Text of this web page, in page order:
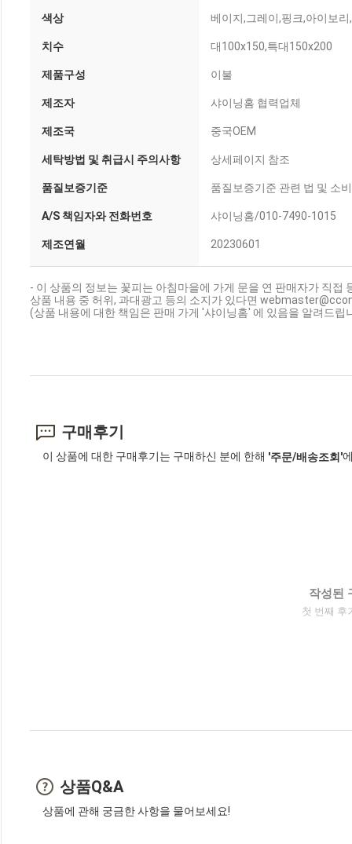
색상 베이지,그레이,핑크,아이보리
치수 대100x150,특대150x200
제품구성 이불
제조자 샤이닝홈 협력업체
제조국 중국OEM
세탁방법 및 취급시 주의사항 상세페이지 참조
품질보증기준 품질보증기준 관련 법 및 소
A/S 책임자와 전화번호 샤이닝홈/010-7490-1015
제조연월 20230601
- 이 상품의 정보는 꽃피는 아침마을에 가게 문을 연 판매자가 직접
상품 내용 중 허위, 과대광고 등의 소지가 있다면
(상품 내용에 대한 책임은 판매 가게 '샤이닝홈' 에 있음을 알려드립
구매후기
이 상품에 대한 구매후기는 구매하신 분에 한해 '주문/배송조회'
작성된
첫 번째 후
상품Q&A
상품에 관해 궁금한 사항을 물어보세요!